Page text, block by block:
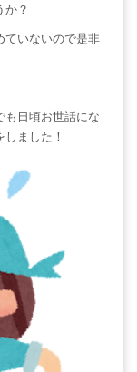
か？
ていないので是非
も日頃お世話にな
ました！